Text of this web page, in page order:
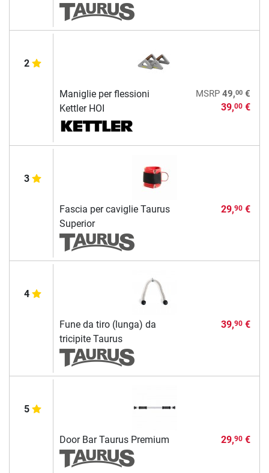
2
Maniglie per flessioni
Kettler HOI
MSRP 49,00€
39,00€
3
Fascia per caviglie Taurus
Superior
29,90€
4
Fune da tiro (lunga) da
tricipite Taurus
39,90€
5
Door Bar Taurus Premium 29,90€